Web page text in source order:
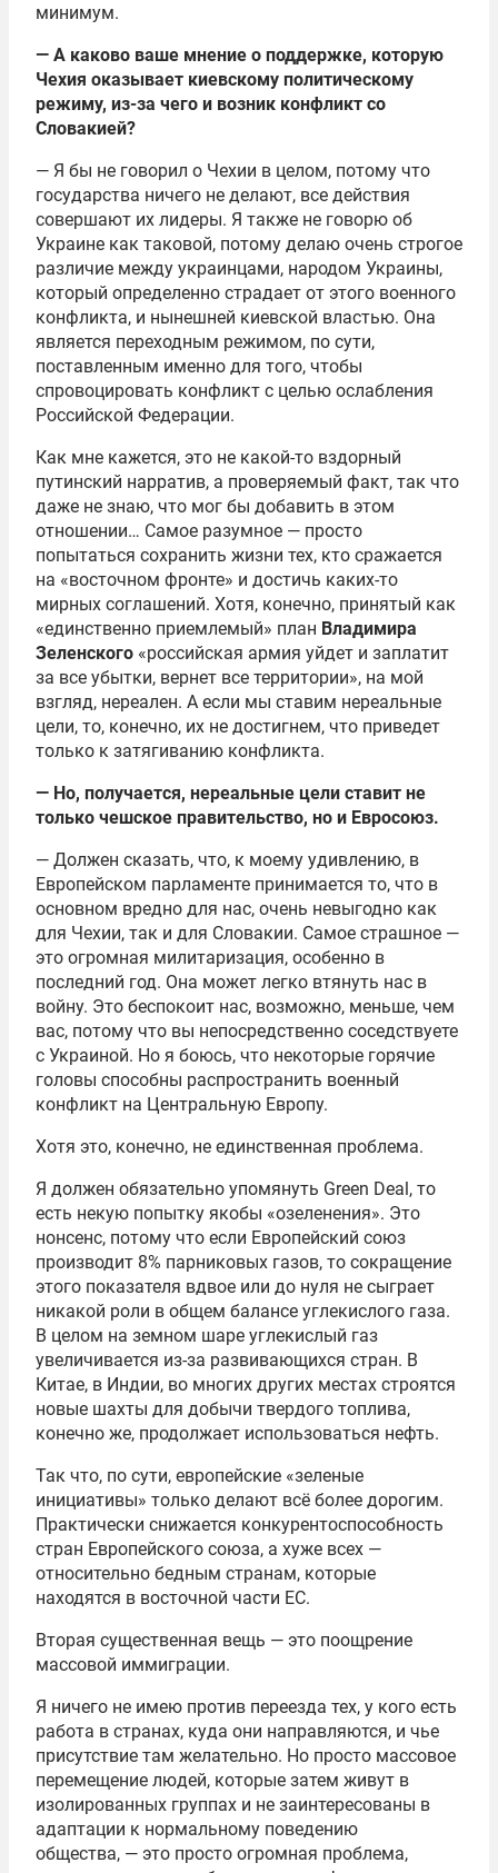
минимум.
— А каково ваше мнение о поддержке, которую
Чехия оказывает киевскому политическому
режиму, из-за чего и возник конфликт со
Словакией?
— Я бы не говорил о Чехии в целом, потому что
государства ничего не делают, все действия
совершают их лидеры. Я также не говорю об
Украине как таковой, потому делаю очень строгое
различие между украинцами, народом Украины,
который определенно страдает от этого военного
конфликта, и нынешней киевской властью. Она
является переходным режимом, по сути,
поставленным именно для того, чтобы
спровоцировать конфликт с целью ослабления
Российской Федерации.
Как мне кажется, это не какой-то вздорный
путинский нарратив, а проверяемый факт, так что
даже не знаю, что мог бы добавить в этом
отношении… Самое разумное — просто
попытаться сохранить жизни тех, кто сражается
на «восточном фронте» и достичь каких-то
мирных соглашений. Хотя, конечно, принятый как
«единственно приемлемый» план Владимира
Зеленского «российская армия уйдет и заплатит
за все убытки, вернет все территории», на мой
взгляд, нереален. А если мы ставим нереальные
цели, то, конечно, их не достигнем, что приведет
только к затягиванию конфликта.
— Но, получается, нереальные цели ставит не
только чешское правительство, но и Евросоюз.
— Должен сказать, что, к моему удивлению, в
Европейском парламенте принимается то, что в
основном вредно для нас, очень невыгодно как
для Чехии, так и для Словакии. Самое страшное —
это огромная милитаризация, особенно в
последний год. Она может легко втянуть нас в
войну. Это беспокоит нас, возможно, меньше, чем
вас, потому что вы непосредственно соседствуете
с Украиной. Но я боюсь, что некоторые горячие
головы способны распространить военный
конфликт на Центральную Европу.
Хотя это, конечно, не единственная проблема.
Я должен обязательно упомянуть Green Deal, то
есть некую попытку якобы «озеленения». Это
нонсенс, потому что если Европейский союз
производит 8% парниковых газов, то сокращение
этого показателя вдвое или до нуля не сыграет
никакой роли в общем балансе углекислого газа.
В целом на земном шаре углекислый газ
увеличивается из-за развивающихся стран. В
Китае, в Индии, во многих других местах строятся
новые шахты для добычи твердого топлива,
конечно же, продолжает использоваться нефть.
Так что, по сути, европейские «зеленые
инициативы» только делают всё более дорогим.
Практически снижается конкурентоспособность
стран Европейского союза, а хуже всех —
относительно бедным странам, которые
находятся в восточной части ЕС.
Вторая существенная вещь — это поощрение
массовой иммиграции.
Я ничего не имею против переезда тех, у кого есть
работа в странах, куда они направляются, и чье
присутствие там желательно. Но просто массовое
перемещение людей, которые затем живут в
изолированных группах и не заинтересованы в
адаптации к нормальному поведению
общества, — это просто огромная проблема,